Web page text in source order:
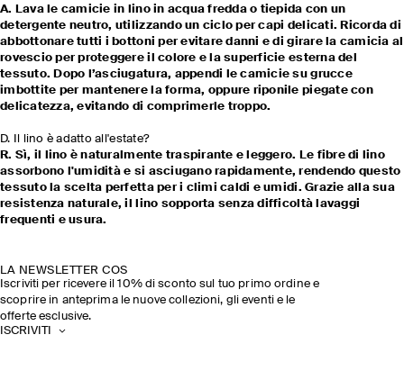
A. Lava le camicie in lino in acqua fredda o tiepida con un
detergente neutro, utilizzando un ciclo per capi delicati. Ricorda di
abbottonare tutti i bottoni per evitare danni e di girare la camicia al
rovescio per proteggere il colore e la superficie esterna del
tessuto. Dopo l’asciugatura, appendi le camicie su grucce
imbottite per mantenere la forma, oppure riponile piegate con
delicatezza, evitando di comprimerle troppo.
D. Il lino è adatto all'estate?
R. Sì, il lino è naturalmente traspirante e leggero. Le fibre di lino
assorbono l'umidità e si asciugano rapidamente, rendendo questo
tessuto la scelta perfetta per i climi caldi e umidi. Grazie alla sua
resistenza naturale, il lino sopporta senza difficoltà lavaggi
frequenti e usura.
LA NEWSLETTER COS
Iscriviti per ricevere il 10% di sconto sul tuo primo ordine e
scoprire in anteprima le nuove collezioni, gli eventi e le
offerte esclusive.
ISCRIVITI